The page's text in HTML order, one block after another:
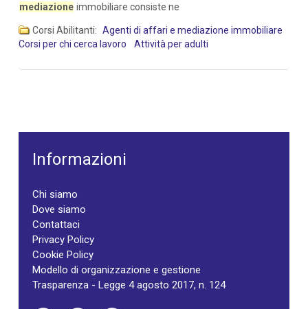
mediazione immobiliare consiste ne
Corsi Abilitanti: Agenti di affari e mediazione immobiliare
Corsi per chi cerca lavoro
Attività per adulti
Informazioni
Chi siamo
Dove siamo
Contattaci
Privacy Policy
Cookie Policy
Modello di organizzazione e gestione
Trasparenza - Legge 4 agosto 2017, n. 124